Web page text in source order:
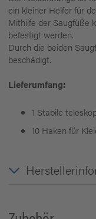
ein kleiner Helfer für
Mithilfe der Saugfüße
befestigt werden.
Durch die beiden
beschädigt.
Lieferumfang:
1 Stabile
10 Haken für